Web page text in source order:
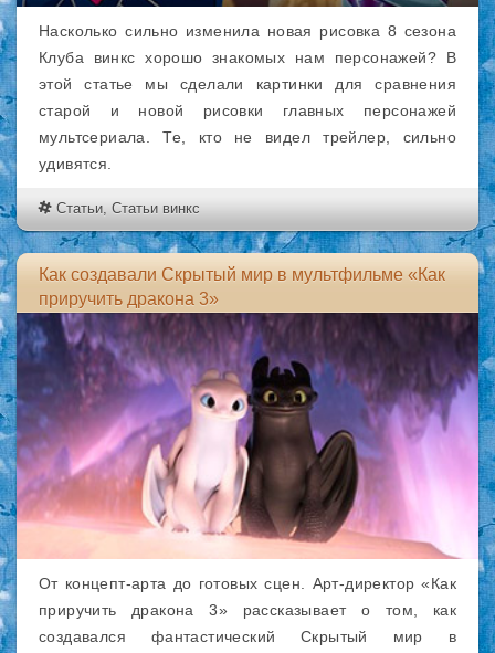
Насколько сильно изменила новая рисовка 8 сезона
Клуба винкс хорошо знакомых нам персонажей? В
этой статье мы сделали картинки для сравнения
старой и новой рисовки главных персонажей
мультсериала. Те, кто не видел трейлер, сильно
удивятся.
Статьи, Статьи винкс
Как создавали Скрытый мир в мультфильме «Как
приручить дракона 3»
От концепт-арта до готовых сцен. Арт-директор «Как
приручить дракона 3» рассказывает о том, как
создавался фантастический Скрытый мир в